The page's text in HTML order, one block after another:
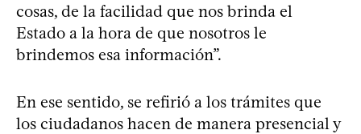
cosas, de la facilidad que nos brinda el
Estado a la hora de que nosotros le
brindemos esa información”.
En ese sentido, se refirió a los trámites que
los ciudadanos hacen de manera presencial y